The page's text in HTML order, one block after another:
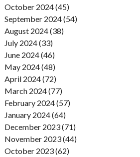
October 2024 (45)
September 2024 (54)
August 2024 (38)
July 2024 (33)
June 2024 (46)
May 2024 (48)
April 2024 (72)
March 2024 (77)
February 2024 (57)
January 2024 (64)
December 2023 (71)
November 2023 (44)
October 2023 (62)